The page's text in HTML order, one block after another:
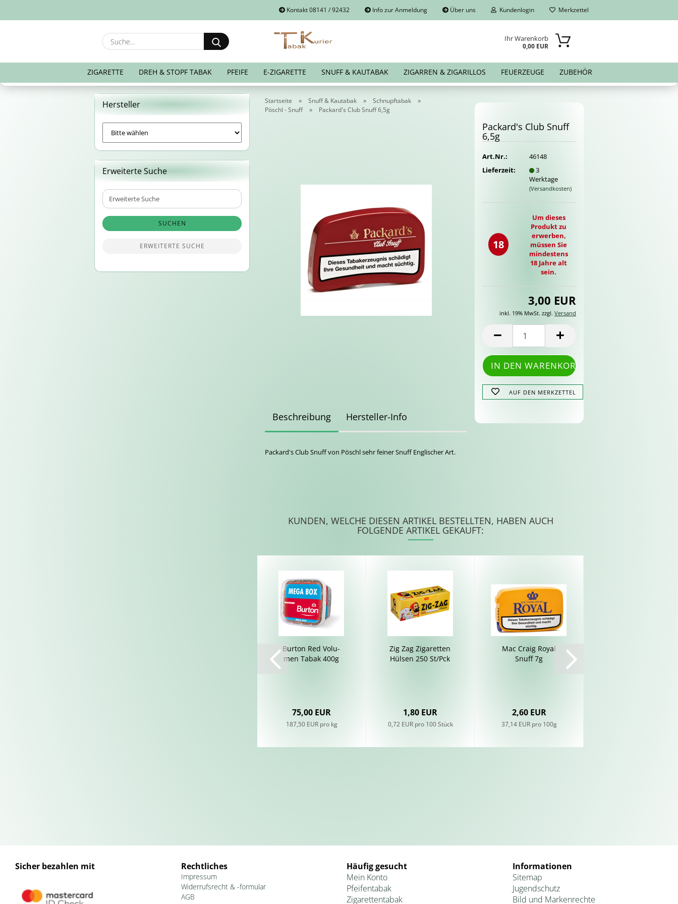
Kontakt 08141 / 92432 Info zur Anmeldung Über uns Kundenlogin Merkzettel
Suche... Ihr Warenkorb
0,00 EUR
ZIGARETTE DREH & STOPF TABAK PFEIFE E-ZIGARETTE SNUFF & KAUTABAK ZIGARREN & ZIGARILLOS FEUERZEUGE ZUBEHÖR
Startseite » Snuff & Kautabak » Schnupftabak »
Pöschl - Snuff » Packard's Club Snuff 6,5g
Pa­ckard's Club Snuff
6,5g
Art.Nr.:
46148
Lieferzeit:
3
Werktage
(Versandkosten)
18
Um dieses
Produkt zu
erwerben,
müssen Sie
mindestens
18 Jahre alt
sein.
3,00 EUR
inkl. 19% MwSt. zzgl. Versand
AUF DEN MERKZETTEL
Beschreibung Hersteller-Info
Packard's Club Snuff von Pöschl sehr feiner Snuff Englischer Art.
KUNDEN, WELCHE DIESEN ARTIKEL BESTELLTEN, HABEN AUCH
FOLGENDE ARTIKEL GEKAUFT:
Bur­ton Red Vo­lu­
men Tabak 400g
75,00 EUR
187,50 EUR pro kg
Zig Zag Zi­ga­ret­ten
Hül­sen 250 St/Pck
1,80 EUR
0,72 EUR pro 100 Stück
Mac Craig Royal
Snuff 7g
2,60 EUR
37,14 EUR pro 100g
Hersteller
Erweiterte Suche
Erweiterte
Suche
SUCHEN
ERWEITERTE SUCHE
Sicher bezahlen mit Rechtliches
Impressum
Widerrufsrecht & -formular
AGB
Häufig gesucht
Mein Konto
Pfeifentabak
Zigarettentabak
Informationen
Sitemap
Jugendschutz
Bild und Markenrechte